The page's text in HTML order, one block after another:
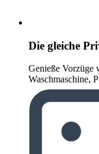
Die gleiche
Genieße Vorzüge
Waschmaschine,